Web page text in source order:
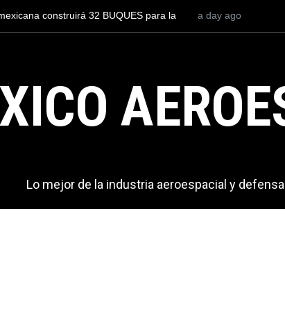
para volar los nuevos C-130J mexicanos
México se
del mundo, al
exportaciones
a day ago
Lo mejor de la industria aeroespacial y defensa